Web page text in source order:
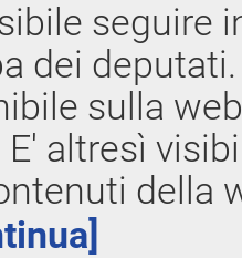
seguire
dei
sulla
E' altresì
della